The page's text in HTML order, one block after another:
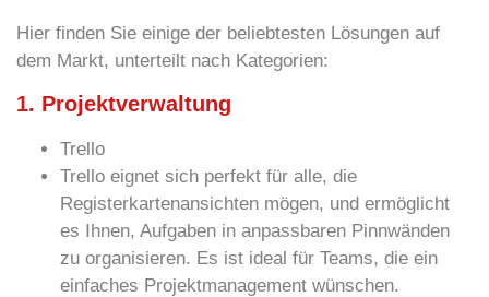
Hier finden Sie einige der beliebtesten Lösungen auf
dem Markt, unterteilt nach Kategorien:
1. Projektverwaltung
Trello
Trello eignet sich perfekt für alle, die
Registerkartenansichten mögen, und ermöglicht
es Ihnen, Aufgaben in anpassbaren Pinnwänden
zu organisieren. Es ist ideal für Teams, die ein
einfaches Projektmanagement wünschen.